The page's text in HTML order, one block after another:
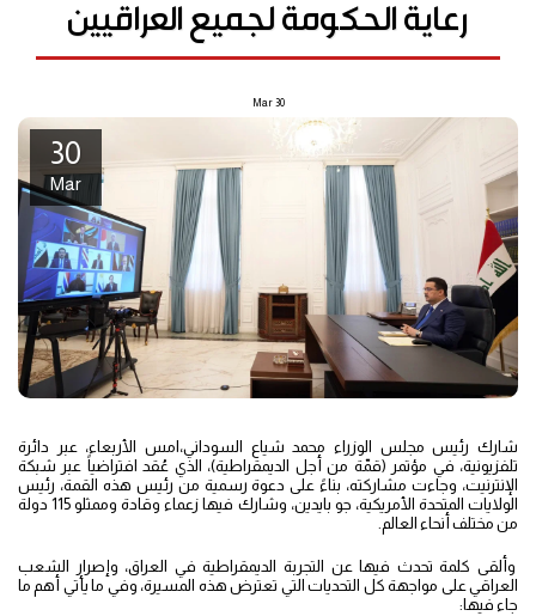
رعاية الحكومة لجميع العراقيين
30
Mar
30
Mar
شارك رئيس مجلس الوزراء محمد شياع السوداني،امس الأربعاء، عبر دائرة
تلفزيونية، في مؤتمر (قمّة من أجل الديمقراطية)، الذي عُقد افتراضياً عبر شبكة
الإنترنيت، وجاءت مشاركته، بناءً على دعوة رسمية من رئيس هذه القمة، رئيس
الولايات المتحدة الأمريكية، جو بايدين، وشارك فيها زعماء وقادة وممثلو 115 دولة
من مختلف أنحاء العالم.
وألقى كلمة تحدث فيها عن التجربة الديمقراطية في العراق، وإصرار الشعب
العراقي على مواجهة كل التحديات التي تعترض هذه المسيرة، وفي ما يأتي أهم ما
جاء فيها: